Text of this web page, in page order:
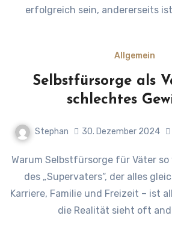
erfolgreich sein, andererseits
Allgemein
Selbstfürsorge als
schlechtes
Stephan 30. Dezember 2024
Warum Selbstfürsorge für Väter so wichtig ist Das Bild
des „Supervaters“, der alles
Karriere, Familie und Freizeit – ist
die Realität sieht oft